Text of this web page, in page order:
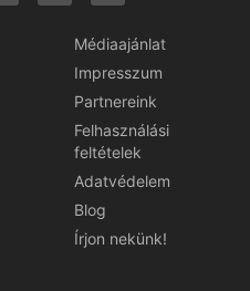
Médiaajánlat
Impresszum
Partnereink
Felhasználási
feltételek
Adatvédelem
Blog
Írjon nekünk!